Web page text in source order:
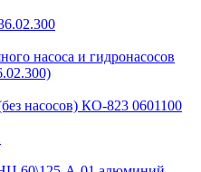
насоса и гидронасосов
насосов) КО-823 0601100